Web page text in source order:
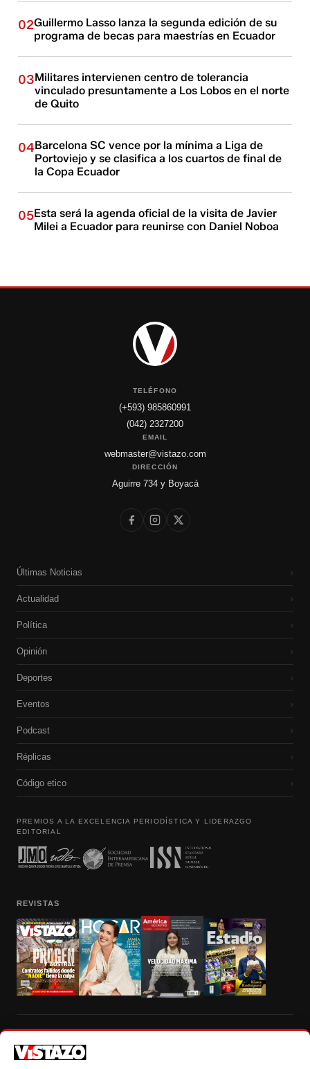
02Guillermo Lasso lanza la segunda edición de su
programa de becas para maestrías en Ecuador
03Militares intervienen centro de tolerancia
vinculado presuntamente a Los Lobos en el norte
de Quito
04Barcelona SC vence por la mínima a Liga de
Portoviejo y se clasifica a los cuartos de final de
la Copa Ecuador
05Esta será la agenda oficial de la visita de Javier
Milei a Ecuador para reunirse con Daniel Noboa
TELÉFONO
(+593) 985860991
(042) 2327200
EMAIL
webmaster@vistazo.com
DIRECCIÓN
Aguirre 734 y Boyacá
Últimas Noticias ›
Actualidad ›
Política ›
Opinión ›
Deportes ›
Eventos ›
Podcast ›
Réplicas ›
Código etico ›
PREMIOS A LA EXCELENCIA PERIODÍSTICA Y LIDERAZGO
EDITORIAL
REVISTAS
autorización escrita de su titular, de todos los contenidos de Vistazo.com.